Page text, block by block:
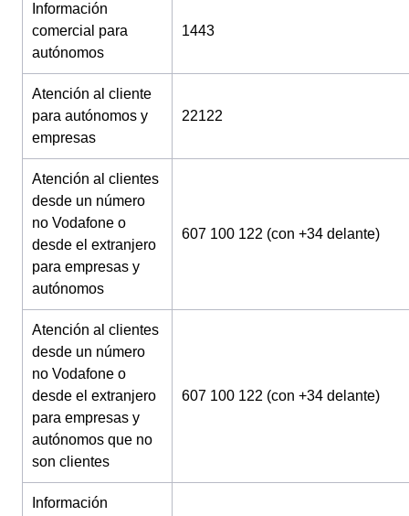
Información
comercial para
autónomos
1443
Atención al cliente
para autónomos y
empresas
22122
Atención al clientes
desde un número
no Vodafone o
desde el extranjero
para empresas y
autónomos
607 100 122 (con +34 delante)
Atención al clientes
desde un número
no Vodafone o
desde el extranjero
para empresas y
autónomos que no
son clientes
607 100 122 (con +34 delante)
Información